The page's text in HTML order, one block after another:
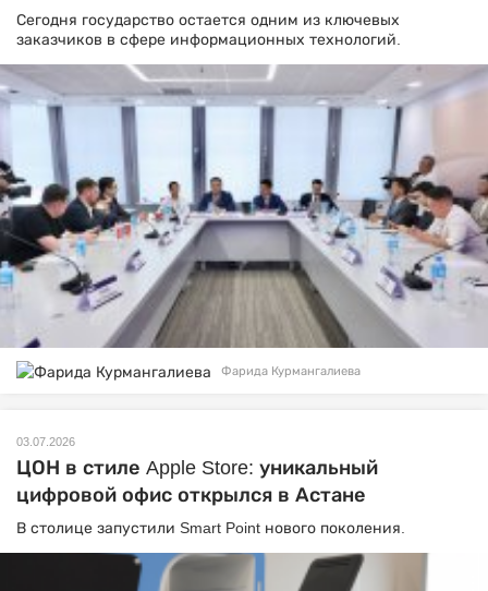
Сегодня государство остается одним из ключевых
заказчиков в сфере информационных технологий.
Фарида Курмангалиева
03.07.2026
ЦОН в стиле Apple Store: уникальный
цифровой офис открылся в Астане
В столице запустили Smart Point нового поколения.